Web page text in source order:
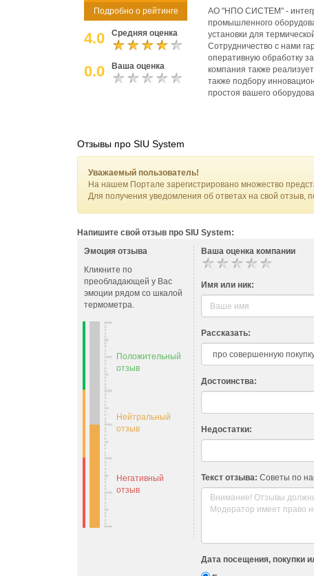
Подробно о рейтинге
4.0 Средняя оценка
0.0 Ваша оценка
АО "НПО СИСТЕМ" -
промышленного
установки для
Сотрудничество с нами
оперативную обработку
компания также
также подбору
простоя вашего
Отзывы про SIU System
Уважаемый пользователь!
На нашем Портале зарегистрировано множество
Для получения уведомления об ответах на свой отзыв,
Напишите свой отзыв про SIU System:
Эмоция отзыва
Кликните по
преобладающей у Вас
эмоции рядом со шкалой
термометра.
Положительный
отзыв
Нейтральный
отзыв
Негативный
отзыв
Ваша оценка компании
Имя или ник:
Рассказать:
Достоинства:
Недостатки:
Текст отзыва: Советы по
Дата посещения, покупки